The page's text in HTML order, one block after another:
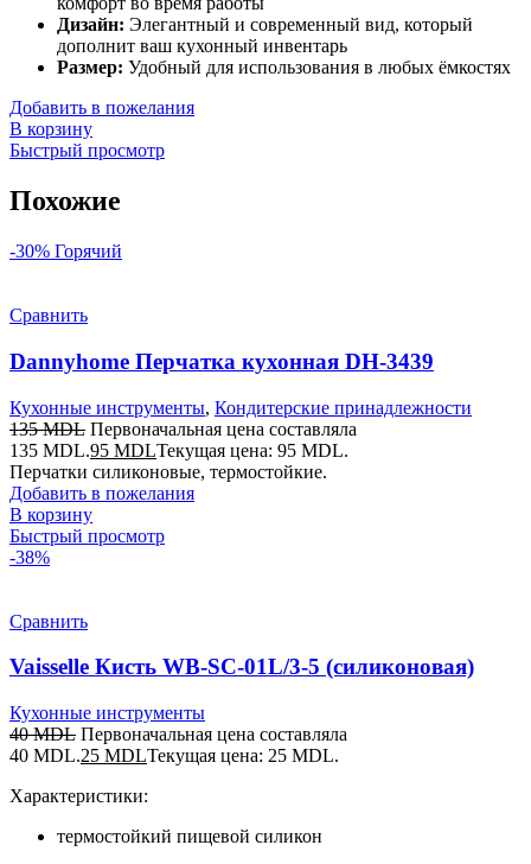
Дизайн: Элегантный и современный вид, который
дополнит ваш кухонный инвентарь
Размер: Удобный для использования в любых ёмкостях
Добавить в пожелания
В корзину
Быстрый просмотр
Похожие
-30% Горячий
Сравнить
Dannyhome Перчатка кухонная DH-3439
Кухонные инструменты, Кондитерские принадлежности
135MDL Первоначальная цена составляла
135 MDL.95 MDLТекущая цена: 95 MDL.
Перчатки силиконовые, термостойкие.
Добавить в пожелания
В корзину
Быстрый просмотр
-38%
Сравнить
Vaisselle Кисть WB-SC-01L/3-5 (силиконовая)
Кухонные инструменты
40MDL Первоначальная цена составляла
40 MDL.25 MDLТекущая цена: 25 MDL.
Характеристики:
термостойкий пищевой силикон